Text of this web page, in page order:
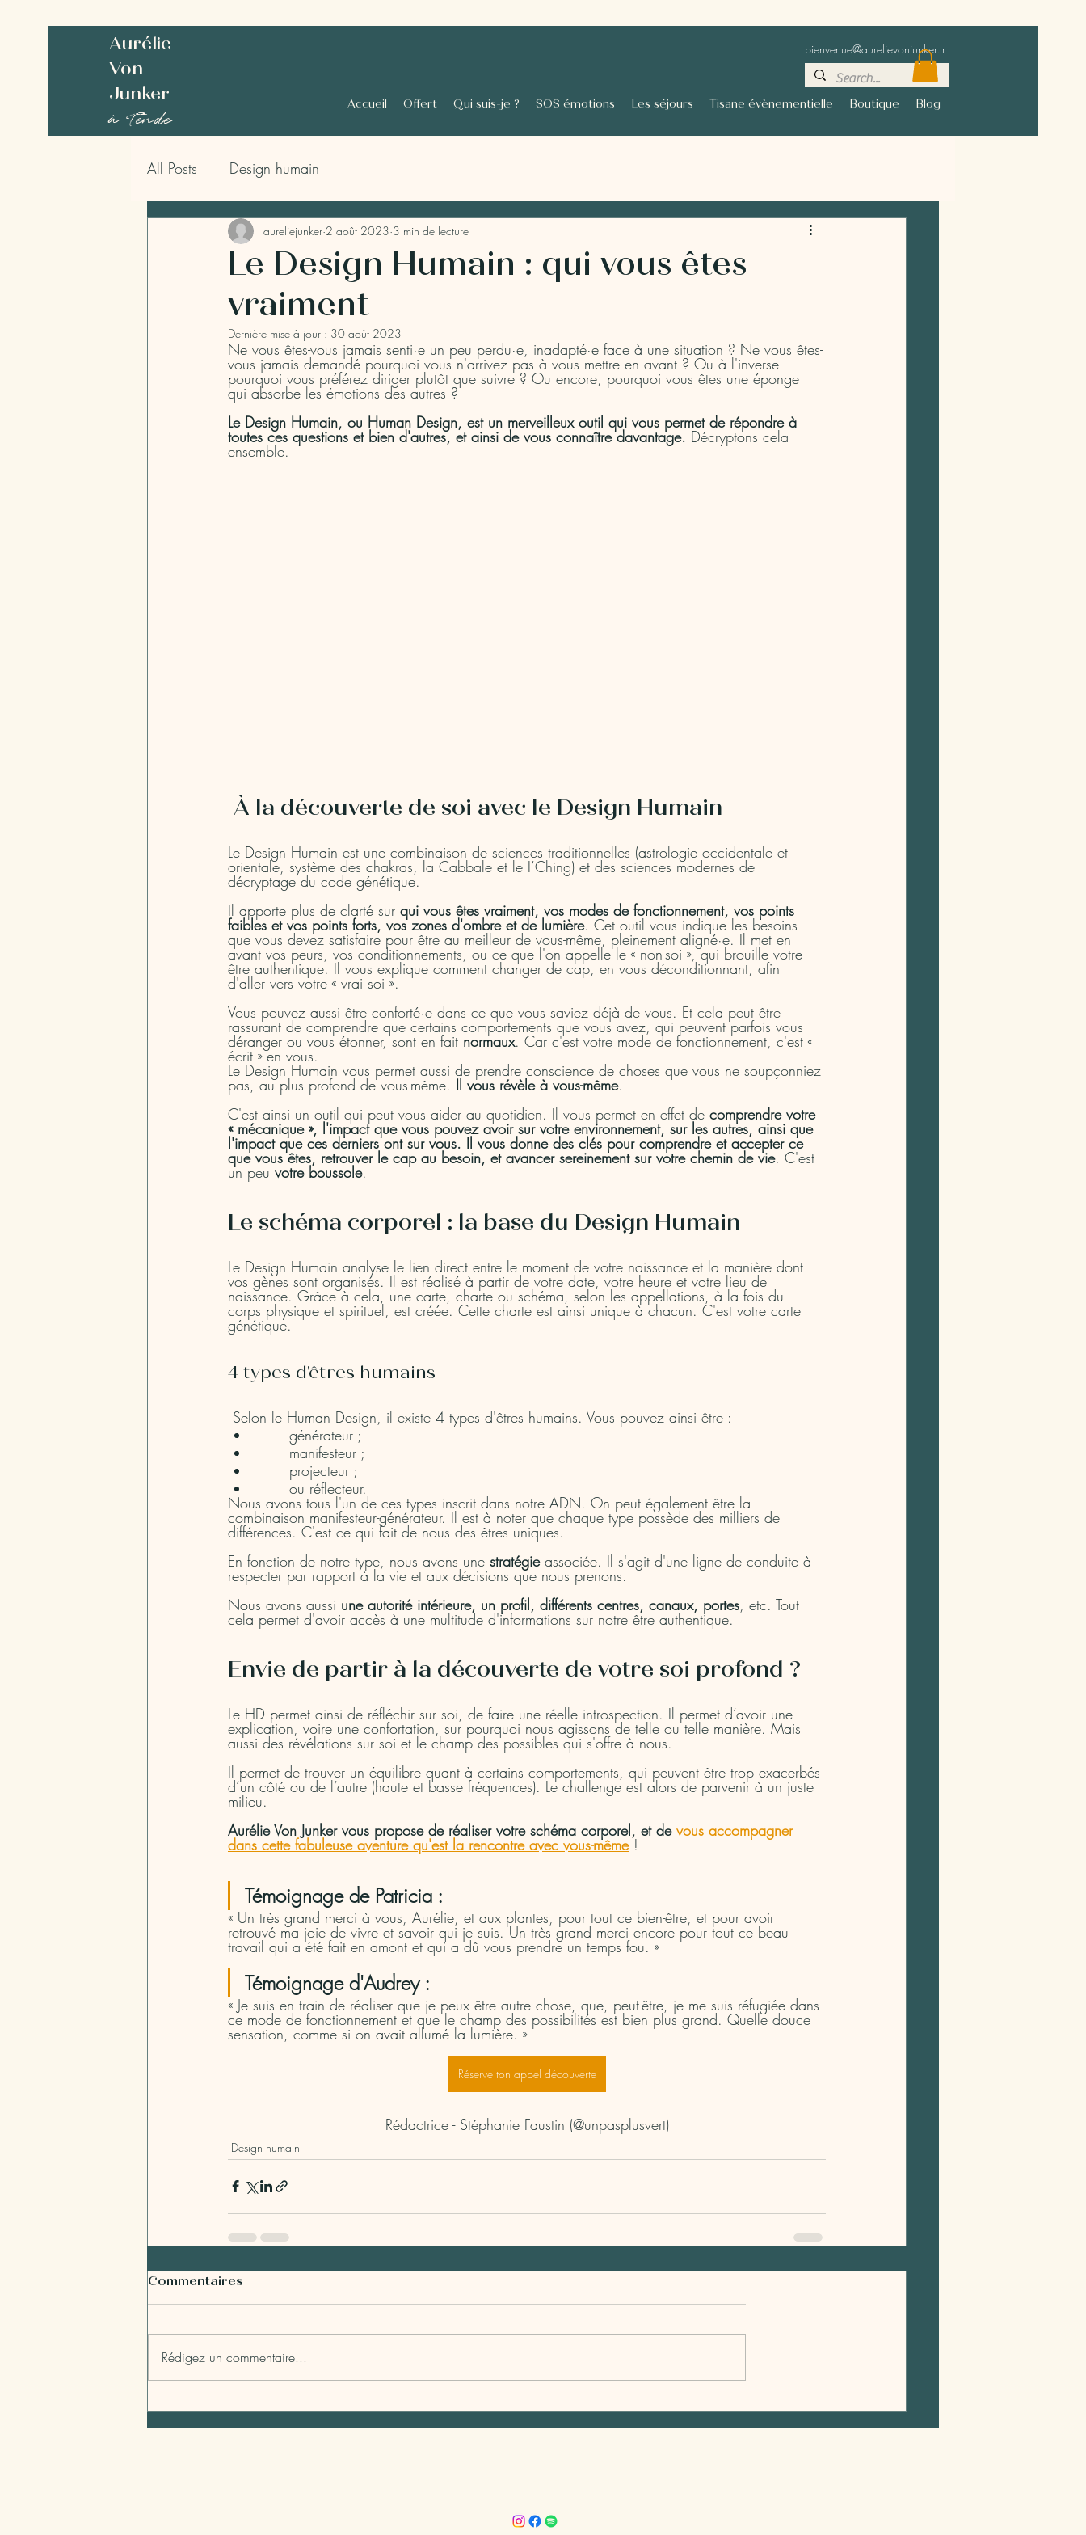
Aurélie
Von
Junker
à Tende
bienvenue@aurelievonjunker.fr
Accueil Offert Qui suis-je ? SOS émotions Les séjours Tisane évènementielle Boutique Blog
All Posts Design humain
Le Design Humain : qui vous êtes
vraiment
aureliejunker 2 août 2023 3 min de lecture
Dernière mise à jour : 30 août 2023
Ne vous êtes-vous jamais senti·e un peu perdu·e, inadapté·e face à une situation ? Ne vous êtes-
vous jamais demandé pourquoi vous n'arrivez pas à vous mettre en avant ? Ou à l'inverse
pourquoi vous préférez diriger plutôt que suivre ? Ou encore, pourquoi vous êtes une éponge
qui absorbe les émotions des autres ?
Le Design Humain, ou Human Design, est un merveilleux outil qui vous permet de répondre à
toutes ces questions et bien d'autres, et ainsi de vous connaître davantage. Décryptons cela
ensemble.
À la découverte de soi avec le Design Humain
Le Design Humain est une combinaison de sciences traditionnelles (astrologie occidentale et
orientale, système des chakras, la Cabbale et le I’Ching) et des sciences modernes de
décryptage du code génétique.
Il apporte plus de clarté sur qui vous êtes vraiment, vos modes de fonctionnement, vos points
faibles et vos points forts, vos zones d'ombre et de lumière. Cet outil vous indique les besoins
que vous devez satisfaire pour être au meilleur de vous-même, pleinement aligné·e. Il met en
avant vos peurs, vos conditionnements, ou ce que l'on appelle le « non-soi », qui brouille votre
être authentique. Il vous explique comment changer de cap, en vous déconditionnant, afin
d'aller vers votre « vrai soi ».
Vous pouvez aussi être conforté·e dans ce que vous saviez déjà de vous. Et cela peut être
rassurant de comprendre que certains comportements que vous avez, qui peuvent parfois vous
déranger ou vous étonner, sont en fait normaux. Car c'est votre mode de fonctionnement, c'est «
écrit » en vous.
Le Design Humain vous permet aussi de prendre conscience de choses que vous ne soupçonniez
pas, au plus profond de vous-même. Il vous révèle à vous-même.
C'est ainsi un outil qui peut vous aider au quotidien. Il vous permet en effet de comprendre votre
« mécanique », l'impact que vous pouvez avoir sur votre environnement, sur les autres, ainsi que
l'impact que ces derniers ont sur vous. Il vous donne des clés pour comprendre et accepter ce
que vous êtes, retrouver le cap au besoin, et avancer sereinement sur votre chemin de vie. C'est
un peu votre boussole.
Le schéma corporel : la base du Design Humain
Le Design Humain analyse le lien direct entre le moment de votre naissance et la manière dont
vos gènes sont organisés. Il est réalisé à partir de votre date, votre heure et votre lieu de
naissance. Grâce à cela, une carte, charte ou schéma, selon les appellations, à la fois du
corps physique et spirituel, est créée. Cette charte est ainsi unique à chacun. C'est votre carte
génétique.
4 types d'êtres humains
Selon le Human Design, il existe 4 types d'êtres humains. Vous pouvez ainsi être :
générateur ;
manifesteur ;
projecteur ;
ou réflecteur.
Nous avons tous l'un de ces types inscrit dans notre ADN. On peut également être la
combinaison manifesteur-générateur. Il est à noter que chaque type possède des milliers de
différences. C'est ce qui fait de nous des êtres uniques.
En fonction de notre type, nous avons une stratégie associée. Il s'agit d'une ligne de conduite à
respecter par rapport à la vie et aux décisions que nous prenons.
Nous avons aussi une autorité intérieure, un profil, différents centres, canaux, portes , etc. Tout
cela permet d'avoir accès à une multitude d'informations sur notre être authentique.
Envie de partir à la découverte de votre soi profond ?
Le HD permet ainsi de réfléchir sur soi, de faire une réelle introspection. Il permet d’avoir une
explication, voire une confortation, sur pourquoi nous agissons de telle ou telle manière. Mais
aussi des révélations sur soi et le champ des possibles qui s'offre à nous.
Il permet de trouver un équilibre quant à certains comportements, qui peuvent être trop exacerbés
d’un côté ou de l’autre (haute et basse fréquences). Le challenge est alors de parvenir à un juste
milieu.
Aurélie Von Junker vous propose de réaliser votre schéma corporel, et de vous accompagner
dans cette fabuleuse aventure qu'est la rencontre avec vous-même !
Témoignage de Patricia :
« Un très grand merci à vous, Aurélie, et aux plantes, pour tout ce bien-être, et pour avoir
retrouvé ma joie de vivre et savoir qui je suis. Un très grand merci encore pour tout ce beau
travail qui a été fait en amont et qui a dû vous prendre un temps fou. »
Témoignage d'Audrey :
« Je suis en train de réaliser que je peux être autre chose, que, peut-être, je me suis réfugiée dans
ce mode de fonctionnement et que le champ des possibilités est bien plus grand. Quelle douce
sensation, comme si on avait allumé la lumière. »
Réserve ton appel découverte
Rédactrice - Stéphanie Faustin (@unpasplusvert)
Design humain
Commentaires
Rédigez un commentaire...